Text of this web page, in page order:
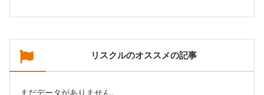
リスクルのオススメの記事
まだデータがありません。